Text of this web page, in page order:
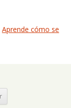
Aprende cómo se